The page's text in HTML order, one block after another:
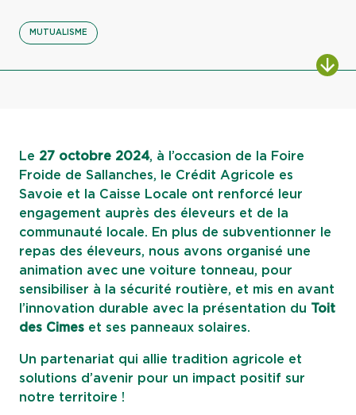
MUTUALISME
Le 27 octobre 2024, à l’occasion de la Foire
Froide de Sallanches, le Crédit Agricole es
Savoie et la Caisse Locale ont renforcé leur
engagement auprès des éleveurs et de la
communauté locale. En plus de subventionner le
repas des éleveurs, nous avons organisé une
animation avec une voiture tonneau, pour
sensibiliser à la sécurité routière, et mis en avant
l’innovation durable avec la présentation du Toit
des Cimes et ses panneaux solaires.
Un partenariat qui allie tradition agricole et
solutions d’avenir pour un impact positif sur
notre territoire !